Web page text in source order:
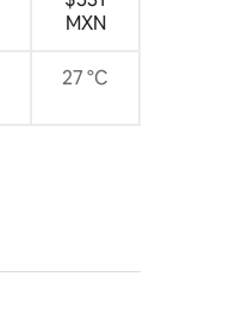
MXN
27 °C